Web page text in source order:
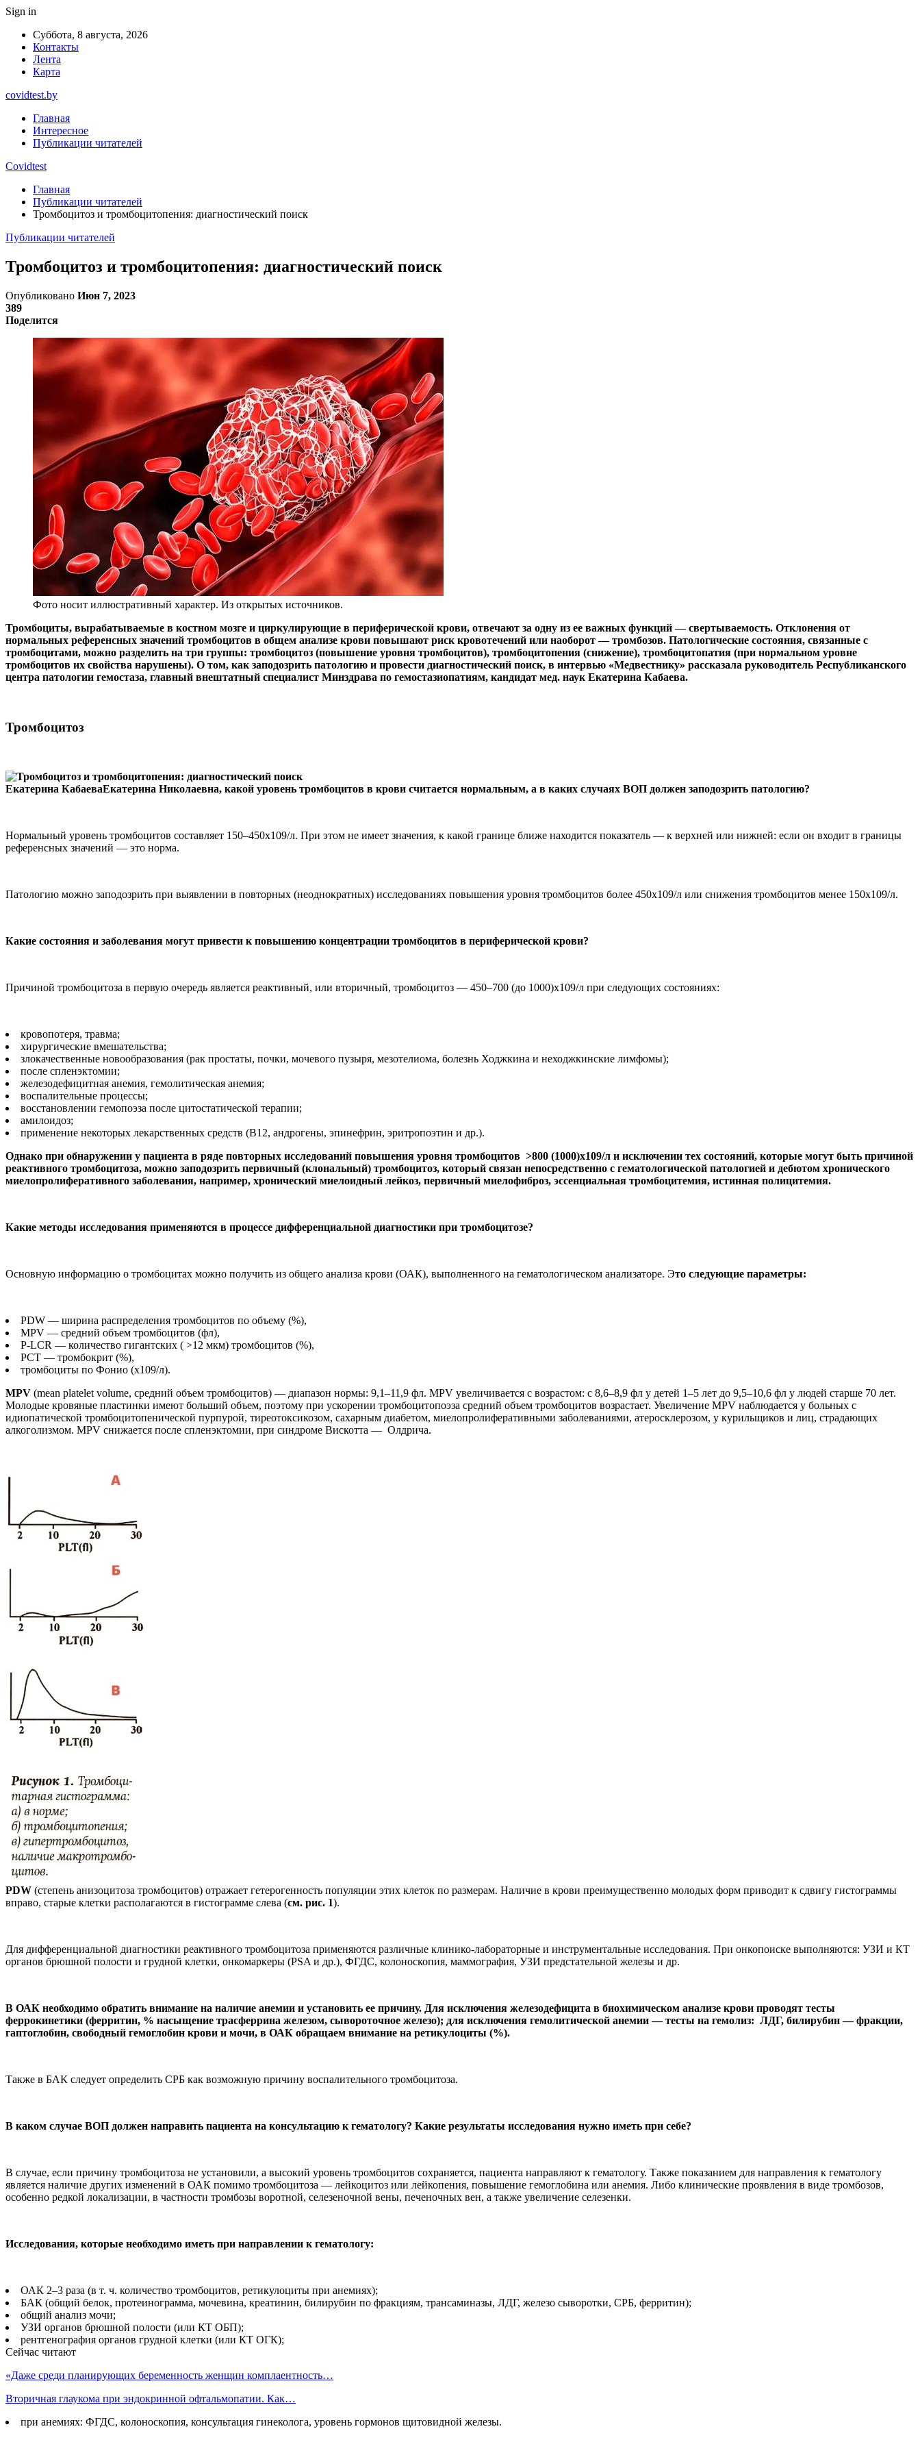
Sign in
Суббота, 8 августа, 2026
Контакты
Лента
Карта
covidtest.by
Главная
Интересное
Публикации читателей
Covidtest
Главная
Публикации читателей
Тромбоцитоз и тромбоцитопения: диагностический поиск
Публикации читателей
Тромбоцитоз и тромбоцитопения: диагностический поиск
Опубликовано Июн 7, 2023
389
Поделится
Фото носит иллюстративный характер. Из открытых источников.
Тромбоциты, вырабатываемые в костном мозге и циркулирующие в периферической крови, отвечают за одну из ее важных функций — свертываемость. Отклонения от
нормальных референсных значений тромбоцитов в общем анализе крови повышают риск кровотечений или наоборот — тромбозов. Патологические состояния, связанные с
тромбоцитами, можно разделить на три группы: тромбоцитоз (повышение уровня тромбоцитов), тромбоцитопения (снижение), тромбоцитопатия (при нормальном уровне
тромбоцитов их свойства нарушены). О том, как заподозрить патологию и провести диагностический поиск, в интервью «Медвестнику» рассказала руководитель Республиканского
центра патологии гемостаза, главный внештатный специалист Минздрава по гемостазиопатиям, кандидат мед. наук Екатерина Кабаева.
Тромбоцитоз
Екатерина КабаеваЕкатерина Николаевна, какой уровень тромбоцитов в крови считается нормальным, а в каких случаях ВОП должен заподозрить патологию?
Нормальный уровень тромбоцитов составляет 150–450х109/л. При этом не имеет значения, к какой границе ближе находится показатель — к верхней или нижней: если он входит в границы
референсных значений — это норма.
Патологию можно заподозрить при выявлении в повторных (неоднократных) исследованиях повышения уровня тромбоцитов более 450х109/л или снижения тромбоцитов менее 150х109/л.
Какие состояния и заболевания могут привести к повышению концентрации тромбоцитов в периферической крови?
Причиной тромбоцитоза в первую очередь является реактивный, или вторичный, тромбоцитоз — 450–700 (до 1000)х109/л при следующих состояниях:
кровопотеря, травма;
хирургические вмешательства;
злокачественные новообразования (рак простаты, почки, мочевого пузыря, мезотелиома, болезнь Ходжкина и неходжкинские лимфомы);
после спленэктомии;
железодефицитная анемия, гемолитическая анемия;
воспалительные процессы;
восстановлении гемопоэза после цитостатической терапии;
амилоидоз;
применение некоторых лекарственных средств (В12, андрогены, эпинефрин, эритропоэтин и др.).
Однако при обнаружении у пациента в ряде повторных исследований повышения уровня тромбоцитов >800 (1000)х109/л и исключении тех состояний, которые могут быть причиной
реактивного тромбоцитоза, можно заподозрить первичный (клональный) тромбоцитоз, который связан непосредственно с гематологической патологией и дебютом хронического
миелопролиферативного заболевания, например, хронический миелоидный лейкоз, первичный миелофиброз, эссенциальная тромбоцитемия, истинная полицитемия.
Какие методы исследования применяются в процессе дифференциальной диагностики при тромбоцитозе?
Основную информацию о тромбоцитах можно получить из общего анализа крови (ОАК), выполненного на гематологическом анализаторе. Это следующие параметры:
PDW — ширина распределения тромбоцитов по объему (%),
MPV — средний объем тромбоцитов (фл),
P-LCR — количество гигантских ( >12 мкм) тромбоцитов (%),
PCT — тромбокрит (%),
тромбоциты по Фонио (х109/л).
MPV (mean platelet volume, средний объем тромбоцитов) — диапазон нормы: 9,1–11,9 фл. MPV увеличивается с возрастом: с 8,6–8,9 фл у детей 1–5 лет до 9,5–10,6 фл у людей старше 70 лет.
Молодые кровяные пластинки имеют больший объем, поэтому при ускорении тромбоцитопоэза средний объем тромбоцитов возрастает. Увеличение MPV наблюдается у больных с
идиопатической тромбоцитопенической пурпурой, тиреотоксикозом, сахарным диабетом, миелопролиферативными заболеваниями, атеросклерозом, у курильщиков и лиц, страдающих
алкоголизмом. MPV снижается после спленэктомии, при синдроме Вискотта — Олдрича.
PDW (степень анизоцитоза тромбоцитов) отражает гетерогенность популяции этих клеток по размерам. Наличие в крови преимущественно молодых форм приводит к сдвигу гистограммы
вправо, старые клетки располагаются в гистограмме слева (см. рис. 1).
Для дифференциальной диагностики реактивного тромбоцитоза применяются различные клинико-лабораторные и инструментальные исследования. При онкопоиске выполняются: УЗИ и КТ
органов брюшной полости и грудной клетки, онкомаркеры (PSA и др.), ФГДС, колоноскопия, маммография, УЗИ предстательной железы и др.
В ОАК необходимо обратить внимание на наличие анемии и установить ее причину. Для исключения железодефицита в биохимическом анализе крови проводят тесты
феррокинетики (ферритин, % насыщение трасферрина железом, сывороточное железо); для исключения гемолитической анемии — тесты на гемолиз: ЛДГ, билирубин — фракции,
гаптоглобин, свободный гемоглобин крови и мочи, в ОАК обращаем внимание на ретикулоциты (%).
Также в БАК следует определить СРБ как возможную причину воспалительного тромбоцитоза.
В каком случае ВОП должен направить пациента на консультацию к гематологу? Какие результаты исследования нужно иметь при себе?
В случае, если причину тромбоцитоза не установили, а высокий уровень тромбоцитов сохраняется, пациента направляют к гематологу. Также показанием для направления к гематологу
является наличие других изменений в ОАК помимо тромбоцитоза — лейкоцитоз или лейкопения, повышение гемоглобина или анемия. Либо клинические проявления в виде тромбозов,
особенно редкой локализации, в частности тромбозы воротной, селезеночной вены, печеночных вен, а также увеличение селезенки.
Исследования, которые необходимо иметь при направлении к гематологу:
ОАК 2–3 раза (в т. ч. количество тромбоцитов, ретикулоциты при анемиях);
БАК (общий белок, протеинограмма, мочевина, креатинин, билирубин по фракциям, трансаминазы, ЛДГ, железо сыворотки, CРБ, ферритин);
общий анализ мочи;
УЗИ органов брюшной полости (или КТ ОБП);
рентгенография органов грудной клетки (или КТ ОГК);
Сейчас читают
«Даже среди планирующих беременность женщин комплаентность…
Вторичная глаукома при эндокринной офтальмопатии. Как…
при анемиях: ФГДС, колоноскопия, консультация гинеколога, уровень гормонов щитовидной железы.